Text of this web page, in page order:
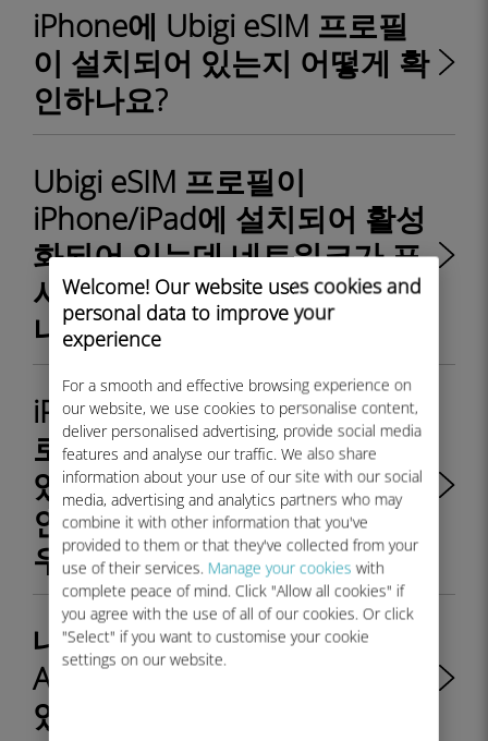
Welcome! Our website uses cookies and
personal data to improve your
experience
For a smooth and effective browsing experience on
our website, we use cookies to personalise content,
deliver personalised advertising, provide social media
features and analyse our traffic. We also share
information about your use of our site with our social
media, advertising and analytics partners who may
combine it with other information that you've
provided to them or that they've collected from your
use of their services. Manage your cookies with
complete peace of mind. Click "Allow all cookies" if
you agree with the use of all of our cookies. Or click
"Select" if you want to customise your cookie
settings on our website.
iPhone에 Ubigi eSIM 프로필
이 설치되어 있는지 어떻게 확
인하나요?
Ubigi eSIM 프로필이
iPhone/iPad에 설치되어 활성
화되어 있는데 네트워크가 표
시되지 않는데 어떻게 해야 하
나요?
iPhone/iPad에 eSIM Ubigi 프
로필이 설치되어 활성화되어
있고 네트워크가 표시되지만
인터넷에 액세스할 수 없는 경
우 어떻게 해야 하나요?
내 Ubigi eSIM 프로필이
Android 디바이스에 설치되어
있는지 어떻게 알 수 있나요?